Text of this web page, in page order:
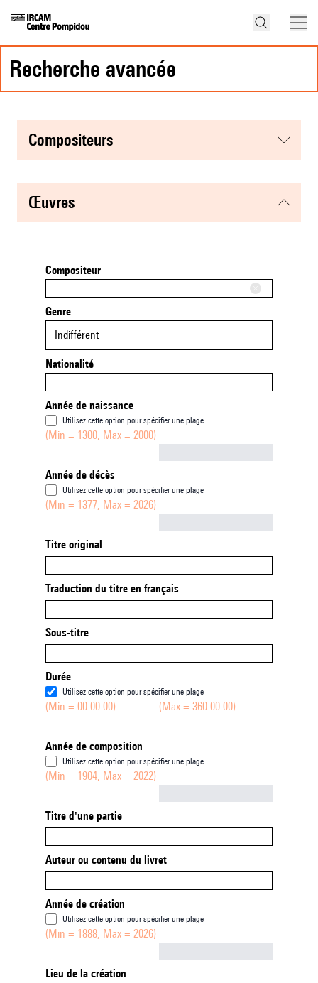
recherche avancée
compositeurs
œuvres
Compositeur
Genre
Indifférent
Nationalité
Année de naissance
Utilisez cette option pour spécifier une plage
(Min = 1300, Max = 2000)
Année de décès
Utilisez cette option pour spécifier une plage
(Min = 1377, Max = 2026)
Titre original
Traduction du titre en français
Sous-titre
Durée
Utilisez cette option pour spécifier une plage
(Min = 00:00:00) (Max = 360:00:00)
Année de composition
Utilisez cette option pour spécifier une plage
(Min = 1904, Max = 2022)
Titre d'une partie
Auteur ou contenu du livret
Année de création
Utilisez cette option pour spécifier une plage
(Min = 1888, Max = 2026)
Lieu de la création